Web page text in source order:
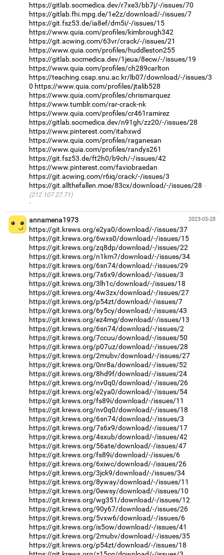
https://gitlab.socmedica.dev/r7xe3/bb7j/-/issues/70
https://gitlab.fhi.mpg.de/1e2z/download/-/issues/7
https://git.fsz53.de/ia8ef/dm5i/-/issues/15
https://www.quia.com/profiles/kimbrough342
https://git.acwing.com/63vr/crack/-/issues/21
https://www.quia.com/profiles/huddleston255
https://gitlab.socmedica.dev/1jeua/8ecw/-/issues/19
https://www.quia.com/profiles/ch289carlton
https://teaching.csap.snu.ac.kr/lb07/download/-/issues/3
0 https://www.quia.com/profiles/jtalib528
https://www.quia.com/profiles/chrismarquez
https://www.tumblr.com/rar-crack-nk
https://www.quia.com/profiles/cr461ramirez
https://gitlab.socmedica.dev/n91gh/zz20/-/issues/28
https://www.pinterest.com/itahxwd
https://www.quia.com/profiles/raganesan
https://www.quia.com/profiles/randys261
https://git.fsz53.de/ft2h0/b9ch/-/issues/42
https://www.pinterest.com/faviobraedan
https://git.acwing.com/r6iq/crack/-/issues/3
https://git.allthefallen.moe/83cx/download/-/issues/28
(212.107.27.71)
·
2023-05-28
annamena1973
https://git.krews.org/e2ya0/download/-/issues/37
https://git.krews.org/6wxs0/download/-/issues/15
https://git.krews.org/zq8dp/download/-/issues/22
https://git.krews.org/n1km7/download/-/issues/34
https://git.krews.org/6sn74/download/-/issues/29
https://git.krews.org/7s6x9/download/-/issues/3
https://git.krews.org/3lh1c/download/-/issues/18
https://git.krews.org/4w3zx/download/-/issues/27
https://git.krews.org/p54zt/download/-/issues/7
https://git.krews.org/6y5cy/download/-/issues/43
https://git.krews.org/ez4mg/download/-/issues/13
https://git.krews.org/6sn74/download/-/issues/2
https://git.krews.org/7ccuu/download/-/issues/50
https://git.krews.org/p07uz/download/-/issues/28
https://git.krews.org/2mubv/download/-/issues/27
https://git.krews.org/0nr8a/download/-/issues/52
https://git.krews.org/8hd9f/download/-/issues/24
https://git.krews.org/nv0q0/download/-/issues/26
https://git.krews.org/e2ya0/download/-/issues/54
https://git.krews.org/fs89i/download/-/issues/11
https://git.krews.org/nv0q0/download/-/issues/18
https://git.krews.org/6sn74/download/-/issues/3
https://git.krews.org/7s6x9/download/-/issues/17
https://git.krews.org/4sxub/download/-/issues/42
https://git.krews.org/56ate/download/-/issues/47
https://git.krews.org/fs89i/download/-/issues/6
https://git.krews.org/6xiwc/download/-/issues/26
https://git.krews.org/3jck9/download/-/issues/34
https://git.krews.org/8yway/download/-/issues/11
https://git.krews.org/0ewsy/download/-/issues/10
https://git.krews.org/wg351/download/-/issues/12
https://git.krews.org/90y67/download/-/issues/26
https://git.krews.org/5vxw6/download/-/issues/6
https://git.krews.org/is5ow/download/-/issues/41
https://git.krews.org/2mubv/download/-/issues/35
https://git.krews.org/p54zt/download/-/issues/18